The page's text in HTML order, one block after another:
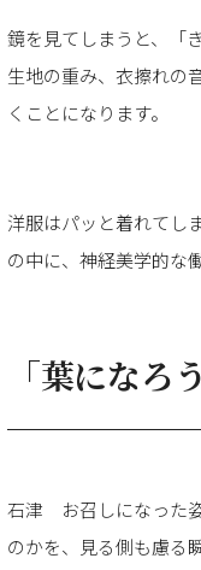
鏡を見てしまうと、「
生地の重み、衣擦れの
くことになります。
洋服はパッと着れてし
の中に、神経美学的な
「葉にな
石津 お召しになった
のかを、見る側も慮る